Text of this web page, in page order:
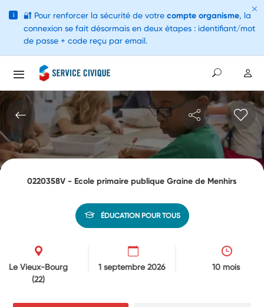
0220358V - Ecole primaire publique Graine de Menhirs
ÉDUCATION POUR TOUS
Le Vieux-Bourg
(22)
1 septembre 2026 10 mois
i 🔐 Pour renforcer la sécurité de votre compte organisme, la
connexion se fait désormais en deux étapes : identifiant/mot
de passe + code reçu par email.